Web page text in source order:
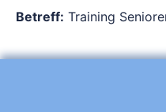
Betreff: Training